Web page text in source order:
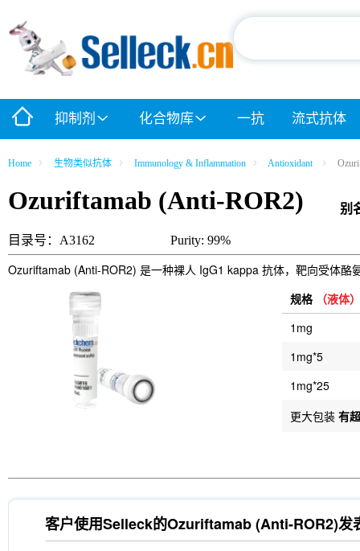
抑制剂 化合物库 一抗 流式抗体
Home 生物类似抗体 Immunology & Inflammation Antioxidant
Ozuriftamab (Anti-ROR2) 别
目录号：A3162 Purity: 99%
Ozuriftamab (Anti-ROR2) 是一种裸人 IgG1 kappa 抗体，靶向受体
规格 （液体）
1mg
1mg*5
1mg*25
更大包装 有
客户使用Selleck的Ozuriftamab (Anti-ROR2)发